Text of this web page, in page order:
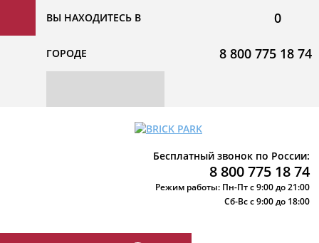
ВЫ НАХОДИТЕСЬ В
ГОРОДЕ
0
8 800 775 18 74
Бесплатный звонок по России:
8 800 775 18 74
Режим работы: Пн-Пт с 9:00 до 21:00
Сб-Вс с 9:00 до 18:00